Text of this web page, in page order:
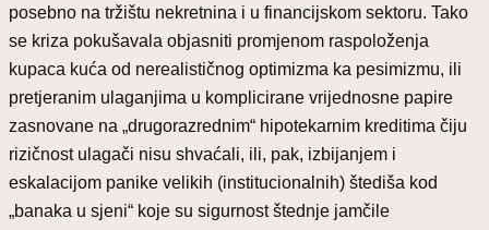
posebno na tržištu nekretnina i u financijskom sektoru. Tako
se kriza pokušavala objasniti promjenom raspoloženja
kupaca kuća od nerealističnog optimizma ka pesimizmu, ili
pretjeranim ulaganjima u komplicirane vrijednosne papire
zasnovane na „drugorazrednim“ hipotekarnim kreditima čiju
rizičnost ulagači nisu shvaćali, ili, pak, izbijanjem i
eskalacijom panike velikih (institucionalnih) štediša kod
„banaka u sjeni“ koje su sigurnost štednje jamčile